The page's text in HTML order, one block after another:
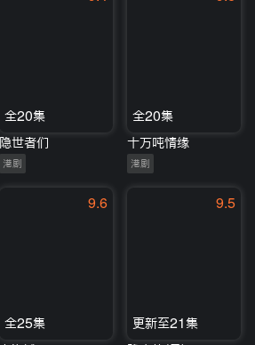
全20集
隐世者们
港剧
全20集
十万吨情缘
港剧
9.6
全25集
9.5
更新至21集